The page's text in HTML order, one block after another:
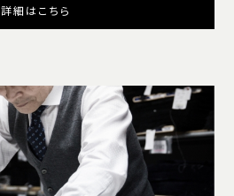
詳細はこちら